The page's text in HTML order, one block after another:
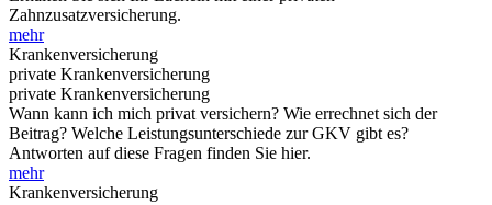
Zahnzusatzversicherung.
mehr
Krankenversicherung
private Krankenversicherung
private Krankenversicherung
Wann kann ich mich privat versichern? Wie errechnet sich der
Beitrag? Welche Leistungsunterschiede zur GKV gibt es?
Antworten auf diese Fragen finden Sie hier.
mehr
Krankenversicherung